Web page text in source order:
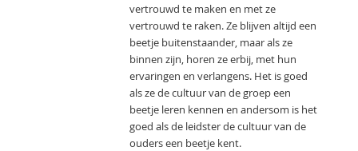
vertrouwd te maken en met ze
vertrouwd te raken. Ze blijven altijd een
beetje buitenstaander, maar als ze
binnen zijn, horen ze erbij, met hun
ervaringen en verlangens. Het is goed
als ze de cultuur van de groep een
beetje leren kennen en andersom is het
goed als de leidster de cultuur van de
ouders een beetje kent.